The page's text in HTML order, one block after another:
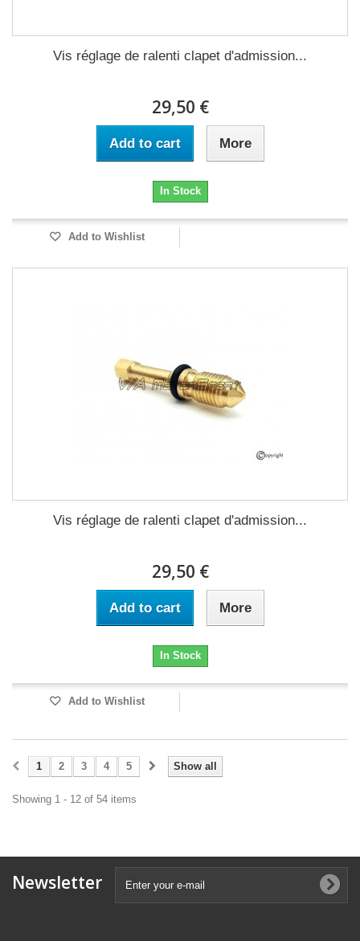
Vis réglage de ralenti clapet d'admission...
29,50 €
Add to cart More
In Stock
Add to Wishlist
Vis réglage de ralenti clapet d'admission...
29,50 €
Add to cart More
In Stock
Add to Wishlist
Show all
1 2 3 4 5
Showing 1 - 12 of 54 items
Newsletter